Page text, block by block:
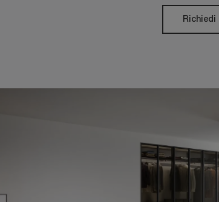
Richiedi